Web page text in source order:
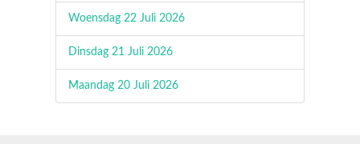
Woensdag 22 Juli 2026
Dinsdag 21 Juli 2026
Maandag 20 Juli 2026